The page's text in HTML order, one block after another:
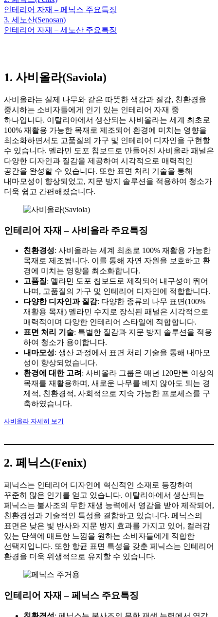
인테리어 자재 – 페닉스 주요특징
3. 세노산(Senosan)
인테리어 자재 – 세노산 주요특징
1. 사비올라(Saviola)
사비올라는 실제 나무와 같은 따뜻한 색감과 질감, 친환경을
중시하는 소비자들에게 인기 있는 인테리어 자재 중
하나입니다. 이탈리아에서 생산되는 사비올라는 세계 최초로
100% 재활용 가능한 목재로 제조되어 환경에 미치는 영향을
최소화하면서도 고품질의 가구 및 인테리어 디자인을 구현할
수 있습니다. 멜라민 도포 칩보드로 만들어진 사비올라 패널은
다양한 디자인과 질감을 제공하여 시각적으로 매력적인
공간을 완성할 수 있습니다. 또한 표면 처리 기술을 통해
내마모성이 향상되었고, 지문 방지 솔루션을 적용하여 청소가
더욱 쉽고 간편해졌습니다.
인테리어 자재 – 사비올라 주요특징
친환경성: 사비올라는 세계 최초로 100% 재활용 가능한
목재로 제조됩니다. 이를 통해 자연 자원을 보호하고 환
경에 미치는 영향을 최소화합니다.
고품질: 멜라민 도포 칩보드로 제작되어 내구성이 뛰어
나며, 고품질의 가구 및 인테리어 디자인에 적합합니다.
다양한 디자인과 질감: 다양한 종류의 나무 표면(100%
재활용 목재) 멜라민 수지로 장식된 패널은 시각적으로
매력적이며 다양한 인테리어 스타일에 적합합니다.
표면 처리 기술: 특별한 질감과 지문 방지 솔루션을 적용
하여 청소가 용이합니다.
내마모성: 생산 과정에서 표면 처리 기술을 통해 내마모
성이 향상되었습니다.
환경에 대한 고려 : 사비올라 그룹은 매년 120만톤 이상의
목재를 재활용하며, 새로운 나무를 베지 않아도 되는 경
제적, 친환경적, 사회적으로 지속 가능한 프로세스를 구
축하였습니다.
사비올라 자세히 보기
2. 페닉스(Fenix)
페닉스는 인테리어 디자인에 혁신적인 소재로 등장하여
꾸준히 많은 인기를 얻고 있습니다. 이탈리아에서 생산되는
페닉스는 불사조의 무한 재생 능력에서 영감을 받아 제작되어,
친환경성과 기술적인 특성을 결합하고 있습니다. 페닉스의
표면은 낮은 빛 반사와 지문 방지 효과를 가지고 있어, 컬러감
있는 단색에 매트한 느낌을 원하는 소비자들에게 적합한
선택지입니다. 또한 항균 표면 특성을 갖춘 페닉스는 인테리어
환경을 더욱 위생적으로 유지할 수 있습니다.
인테리어 자재 – 페닉스 주요특징